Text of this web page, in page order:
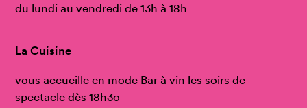
du lundi au vendredi de 13h à 18h
La Cuisine
vous accueille en mode Bar à vin les soirs de
spectacle dès 18h3o